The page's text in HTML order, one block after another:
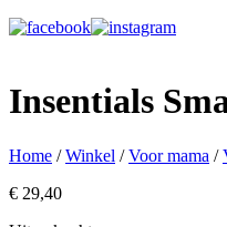
Insentials
Home /Winkel /Voor mama /
€ 29,40